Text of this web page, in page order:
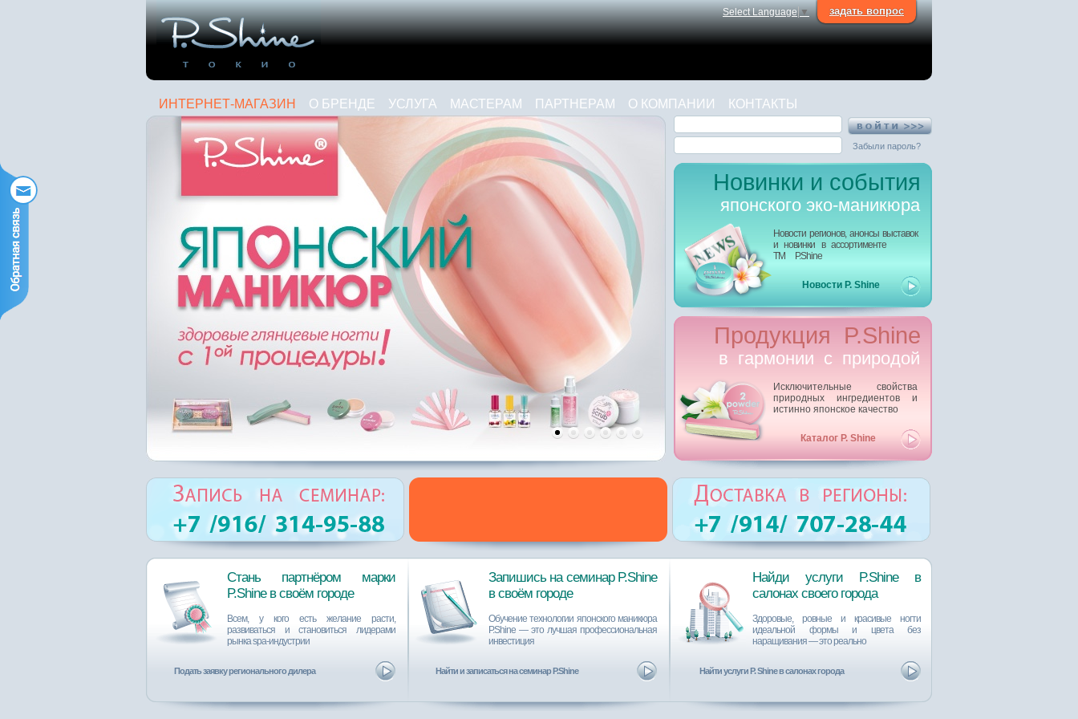
задать вопрос
Select Language ▼
ИНТЕРНЕТ-МАГАЗИН О БРЕНДЕ УСЛУГА МАСТЕРАМ ПАРТНЕРАМ О КОМПАНИИ КОНТАКТЫ
Забыли пароль?
Новинки и события
японского эко-маникюра
Новости регионов, анонсы выставок
и новинки в ассортименте
ТМ P.Shine
Новости P. Shine
Продукция P.Shine
в гармонии с природой
Исключительные свойства
природных ингредиентов и
истинно японское качество
Каталог P. Shine
Стань партнёром марки
P.Shine в своём городе
Всем, у кого есть желание расти,
развиваться и становиться лидерами
рынка spa-индустрии
Подать заявку регионального дилера
Запишись на семинар P.Shine
в своём городе
Обучение технологии японского маникюра
P.Shine ― это лучшая профессиональная
инвестиция
Найти и записаться на семинар P.Shine
Найди услуги P.Shine в
салонах cвоего города
Здоровые, ровные и красивые ногти
идеальной формы и цвета без
наращивания ― это реально
Найти услуги P. Shine в салонах города